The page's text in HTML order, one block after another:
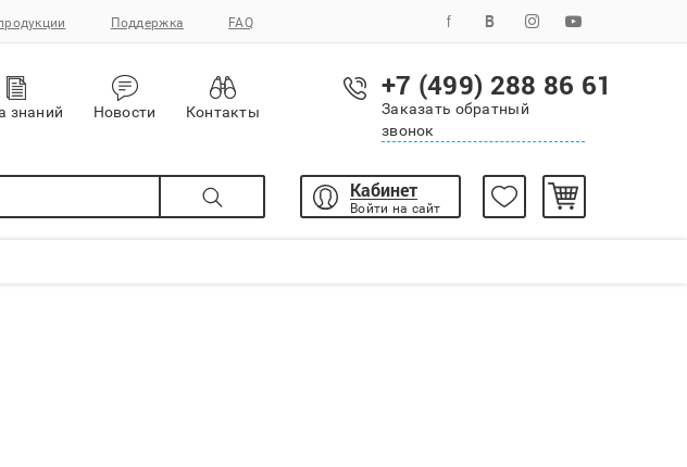
Поддержка FAQ
знаний Новости Контакты
+7 (499) 288 86 61
Заказать обратный
звонок
Кабинет
Войти на сайт